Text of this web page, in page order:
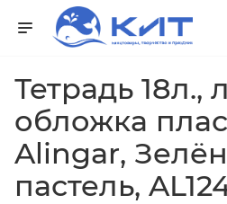
Тетрадь 18л.,
обложка
Alingar,
пастель,